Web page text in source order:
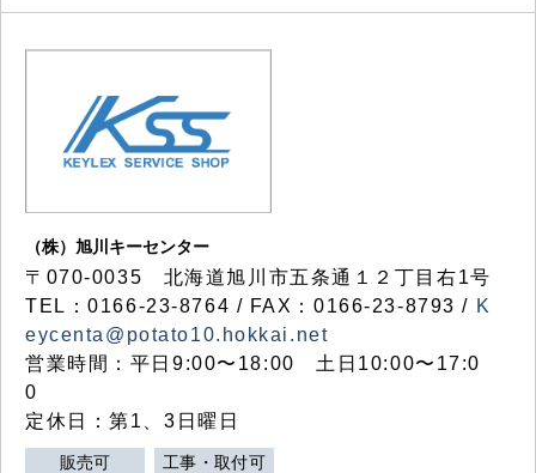
（株）旭川キーセンター
〒070-0035 北海道旭川市五条通１２丁目右1号
TEL：0166-23-8764 / FAX：0166-23-8793 / K
eycenta@potato10.hokkai.net
営業時間：平日9:00〜18:00 土日10:00〜17:0
0
定休日：第1、3日曜日
販売可 工事・取付可